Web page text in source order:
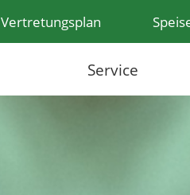
Vertretungsplan
Service